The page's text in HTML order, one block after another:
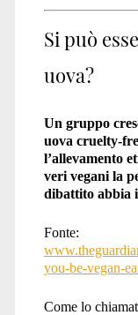
Si può
uova?
Un gruppo
uova cruelty-
l’allevamento
veri vegani la
dibattito abbia
Fonte:
you-be-vegan-
Come lo